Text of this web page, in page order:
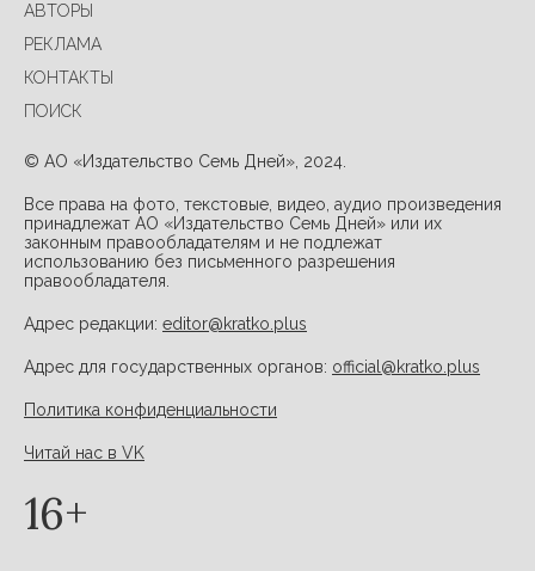
АВТОРЫ
РЕКЛАМА
КОНТАКТЫ
ПОИСК
© АО «Издательство Семь Дней», 2024.
Все права на фото, текстовые, видео, аудио произведения
принадлежат АО «Издательство Семь Дней» или их
законным правообладателям и не подлежат
использованию без письменного разрешения
правообладателя.
Адрес редакции: editor@kratko.plus
Адрес для государственных органов: official@kratko.plus
Политика конфиденциальности
Читай нас в VK
16+